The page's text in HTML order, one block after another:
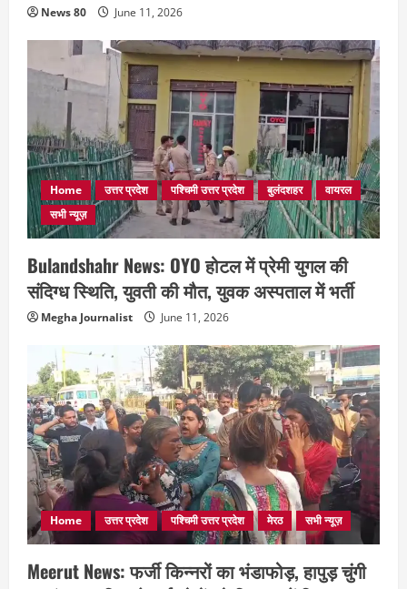
News 80 June 11, 2026
Home उत्तर प्रदेश पश्चिमी उत्तर प्रदेश बुलंदशहर
वायरल
सभी न्यूज़
Bulandshahr News: OYO होटल में प्रेमी युगल की
संदिग्ध स्थिति, युवती की मौत, युवक अस्पताल में भर्ती
Megha Journalist June 11, 2026
Home उत्तर प्रदेश पश्चिमी उत्तर प्रदेश मेरठ सभी न्यूज़
Meerut News: फर्जी किन्नरों का भंडाफोड़, हापुड़ चुंगी